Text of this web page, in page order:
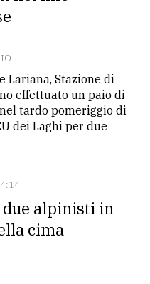
Lariana, Stazione di
effettuato un paio di
tardo pomeriggio di
dei Laghi per due
alpinisti in
cima